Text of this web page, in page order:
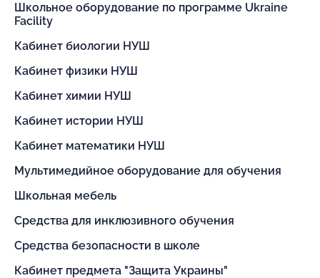
Школьное оборудование по программе Ukraine
Facility
Кабинет биологии НУШ
Кабинет физики НУШ
Кабинет химии НУШ
Кабинет истории НУШ
Кабинет математики НУШ
Мультимедийное оборудование для обучения
Школьная мебель
Средства для инклюзивного обучения
Средства безопасности в школе
Кабинет предмета "Защита Украины"